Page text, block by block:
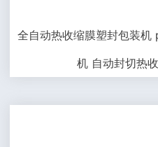
全自动热收缩膜塑封包装机
机 自动封切热